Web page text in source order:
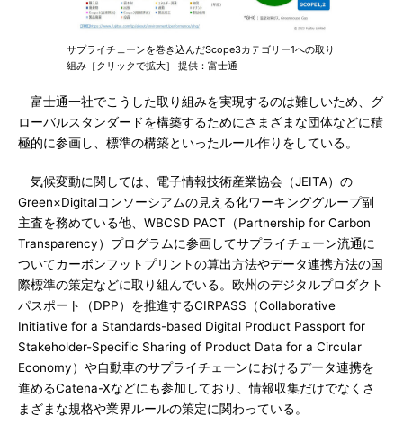
サプライチェーンを巻き込んだScope3カテゴリー1への取り
組み［クリックで拡大］ 提供：富士通
富士通一社でこうした取り組みを実現するのは難しいため、グ
ローバルスタンダードを構築するためにさまざまな団体などに積
極的に参画し、標準の構築といったルール作りをしている。
気候変動に関しては、電子情報技術産業協会（JEITA）の
Green×Digitalコンソーシアムの見える化ワーキンググループ副
主査を務めている他、WBCSD PACT（Partnership for Carbon
Transparency）プログラムに参画してサプライチェーン流通に
ついてカーボンフットプリントの算出方法やデータ連携方法の国
際標準の策定などに取り組んでいる。欧州のデジタルプロダクト
パスポート（DPP）を推進するCIRPASS（Collaborative
Initiative for a Standards-based Digital Product Passport for
Stakeholder-Specific Sharing of Product Data for a Circular
Economy）や自動車のサプライチェーンにおけるデータ連携を
進めるCatena-Xなどにも参加しており、情報収集だけでなくさ
まざまな規格や業界ルールの策定に関わっている。